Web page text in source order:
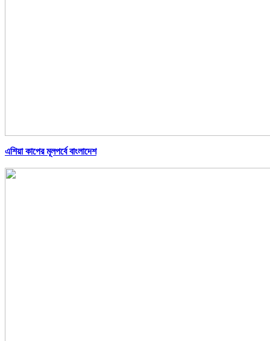
এশিয়া কাপের মূলপর্বে বাংলাদেশ